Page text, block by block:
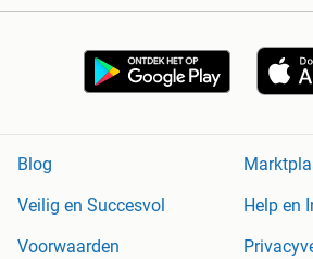
Blog
Veilig en Succesvol
Help en
Voorwaarden